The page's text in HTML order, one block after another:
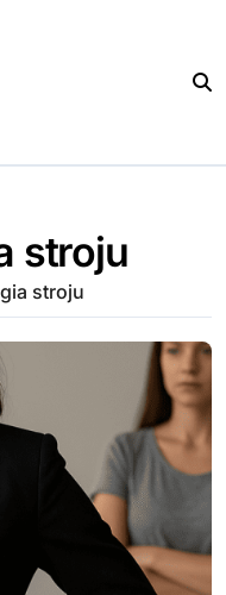
stroju
stroju